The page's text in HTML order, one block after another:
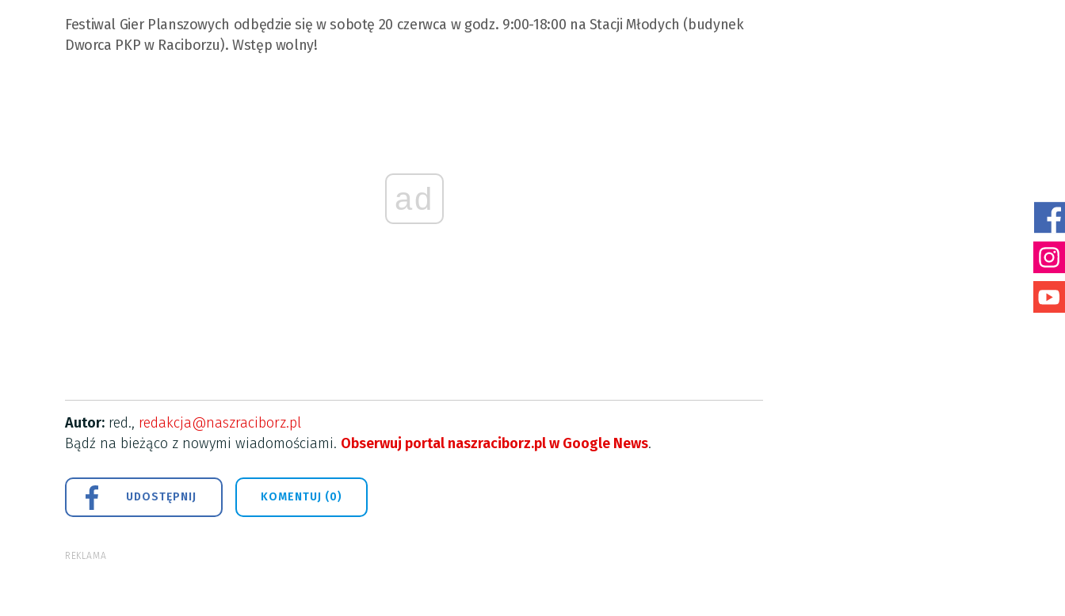
Festiwal Gier Planszowych odbędzie się w sobotę 20 czerwca w godz. 9:00-18:00 na Stacji Młodych (budynek
Dworca PKP w Raciborzu). Wstęp wolny!
ad
Autor: red., redakcja@naszraciborz.pl
Bądź na bieżąco z nowymi wiadomościami. Obserwuj portal naszraciborz.pl w Google News.
UDOSTĘPNIJ KOMENTUJ (0)
REKLAMA